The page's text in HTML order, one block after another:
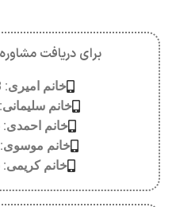
برای دریافت مشاوره
خانم امیری: 09192146048
خانم سلیمانی:
خانم احمدی: 09192507146
خانم موسوی: 09192075485
خانم کریمی: 09194052176